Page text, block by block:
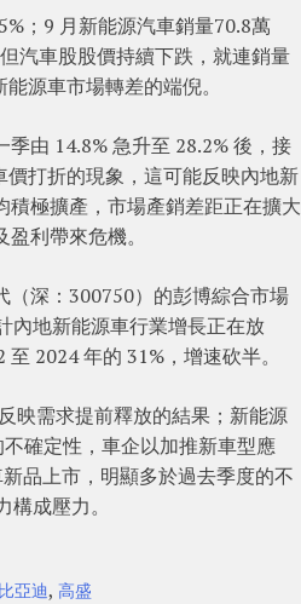
；9 月新能源汽車銷量70.8萬
汽車股股價持續下跌，就連銷量
源車市場轉差的端倪。
由 14.8% 急升至 28.2% 後，接
打折的現象，這可能反映內地新
極擴產，市場產銷差距正在擴大
利帶來危機。
（深：300750）的彭博綜合市場
內地新能源車行業增長正在放
2024 年的 31%，增速砍半。
映需求提前釋放的結果；新能源
確定性，車企以加推新車型應
品上市，明顯多於過去季度的不
成壓力。
比亞迪,高盛